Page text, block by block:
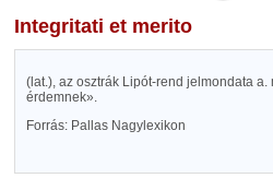
Integritati et merito
(lat.), az osztrák Lipót-rend jelmondata a.
érdemnek».
Forrás: Pallas Nagylexikon